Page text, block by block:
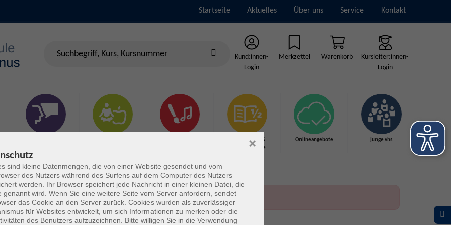
Startseite Aktuelles Über uns Service Kontakt
Kund:innen-
Login
Merkzettel Warenkorb
Kursleiter:innen-
Login
Grundbildung &
Schulabschlüsse
Onlineangebote junge vhs
sind kleine Datenmengen, die von einer Website gesendet und vom
des Nutzers während des Surfens auf dem Computer des Nutzers
werden. Ihr Browser speichert jede Nachricht in einer kleinen Datei, die
genannt wird. Wenn Sie eine weitere Seite vom Server anfordern, sendet
das Cookie an den Server zurück. Cookies wurden als zuverlässiger
für Websites entwickelt, um sich Informationen zu merken oder die
des Benutzers aufzuzeichnen. Bitte willigen Sie in die Verwendung
×